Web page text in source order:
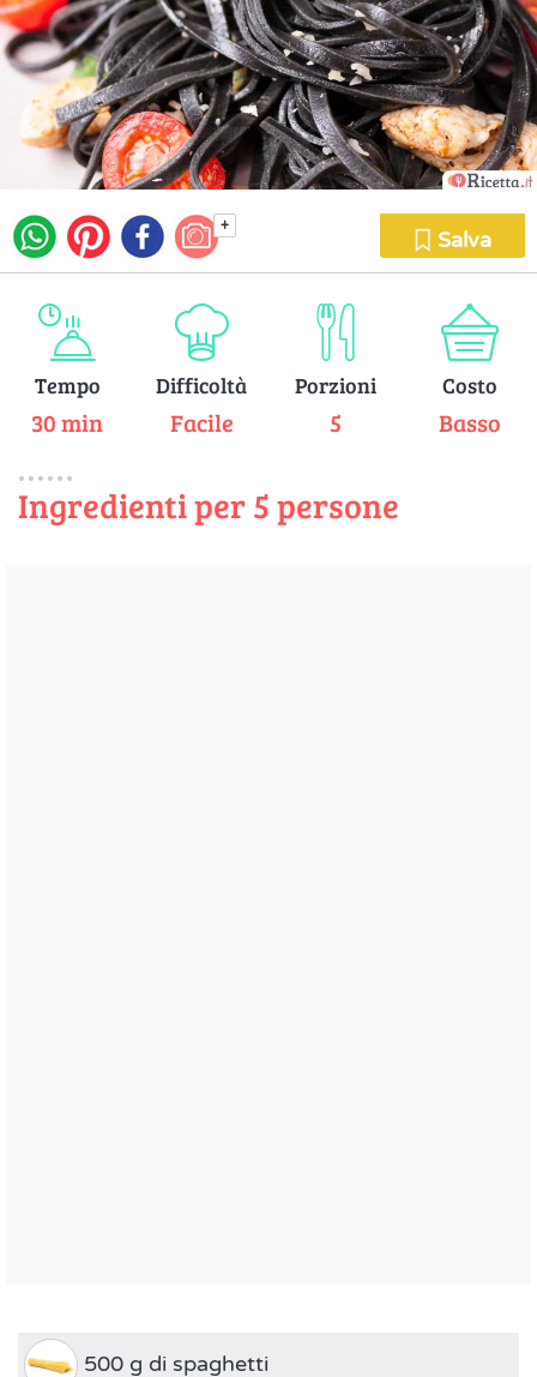
+
Salva
Tempo
30 min
Difficoltà
Facile
Porzioni
5
Costo
Basso
Ingredienti per 5 persone
500 g di spaghetti